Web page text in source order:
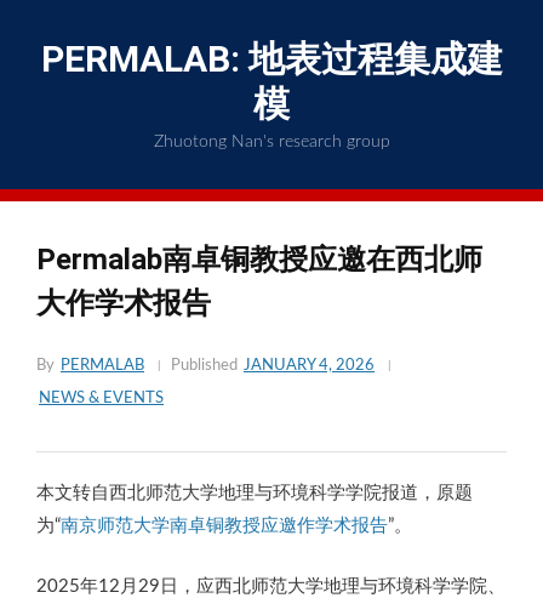
to
content
PERMALAB: 地表过程集成建
模
Zhuotong Nan's research group
Permalab南卓铜教授应邀在西北师
大作学术报告
By PERMALAB Published JANUARY 4, 2026
NEWS & EVENTS
本文转自西北师范大学地理与环境科学学院报道，原题
为“南京师范大学南卓铜教授应邀作学术报告”。
2025年12月29日，应西北师范大学地理与环境科学学院、